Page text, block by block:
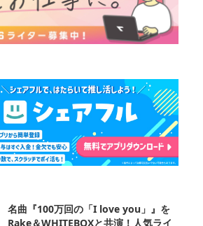
名曲『100万回の「I love you」』を
Rake＆WHITEBOXと共演！人気ライ